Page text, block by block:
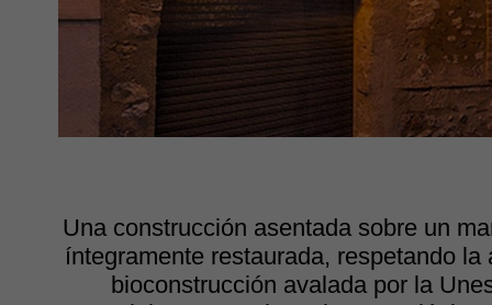
Una construcción asentada sobre un
íntegramente restaurada, respetando la
bioconstrucción avalada por la